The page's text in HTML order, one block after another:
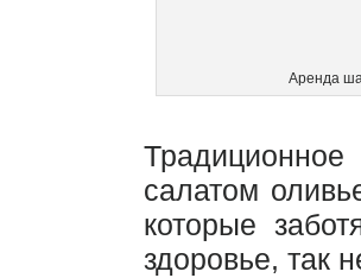
Аренда
салатом
которые
здоровье, так